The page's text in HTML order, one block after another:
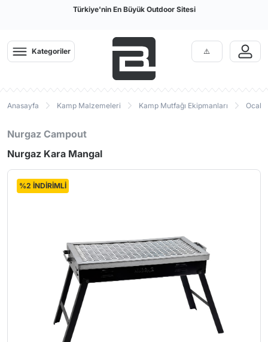
Türkiye'nin En Büyük Outdoor Sitesi
Kategoriler
Anasayfa Kamp Malzemeleri Kamp Mutfağı Ekipmanları Ocak
Nurgaz Campout
Nurgaz Kara Mangal
%2 İNDİRİMLİ